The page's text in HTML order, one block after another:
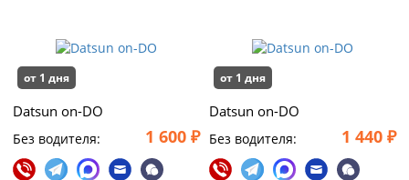
от 1 дня
Datsun on-DO
Без водителя: 1 600 ₽
от 1 дня
Datsun on-DO
Без водителя: 1 440 ₽